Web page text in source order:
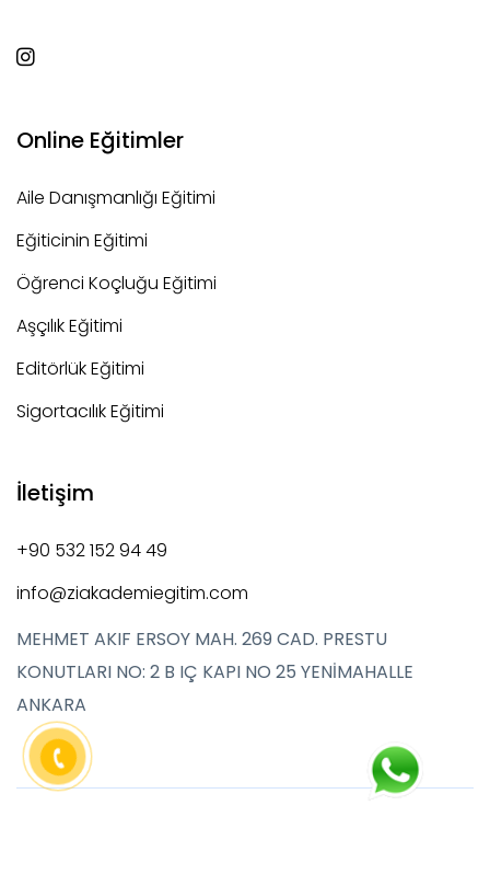
Online Eğitimler
Aile Danışmanlığı Eğitimi
Eğiticinin Eğitimi
Öğrenci Koçluğu Eğitimi
Aşçılık Eğitimi
Editörlük Eğitimi
Sigortacılık Eğitimi
İletişim
+90 532 152 94 49
info@ziakademiegitim.com
MEHMET AKIF ERSOY MAH. 269 CAD. PRESTU
KONUTLARI NO: 2 B IÇ KAPI NO 25 YENİMAHALLE
ANKARA